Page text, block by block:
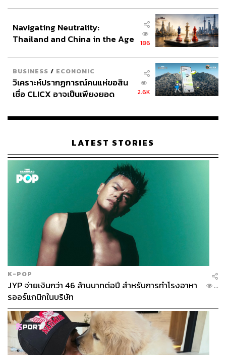
143
ABOUT THE AUTHOR
THE STANDARD TEAM
ศวิตา พูลเสถียร
ช่างภาพข่าว ประจำสำนักข่าว THE
STANDARD
Navigating Neutrality:
Thailand and China in the Age
186
BUSINESS / ECONOMIC
วิเคราะห์ปรากฏการณ์คนแห่ขอสิน
เชื่อ CLICX อาจเป็นเพียงยอด
เรือนไทยที่ถูกซุกไว้
2.6K
LATEST STORIES
K-POP
JYP จ่ายเงินกว่า 46 ล้านบาทต่อปี สำหรับการทำโรงอาหา
รออร์แกนิกในบริษัท
...